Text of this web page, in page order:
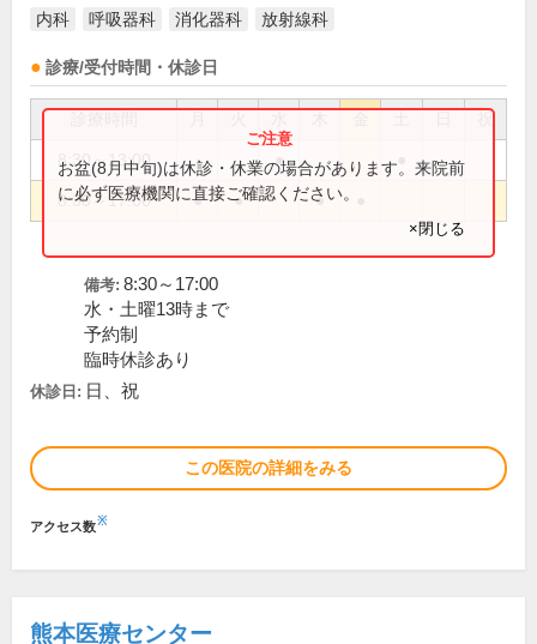
内科 呼吸器科 消化器科 放射線科
診療/受付時間・休診日
祝
8:30～13:00 ●
8:30～17:00 ● ● ●
お盆(8月中旬)は休診・休業の場合があります。来院前
に必ず医療機関に直接ご確認ください。
×閉じる
備考: 8:30～17:00
水・土曜13時まで
予約制
臨時休診あり
休診日: 日、祝
この医院の詳細をみる
アクセス数※
熊本医療センター